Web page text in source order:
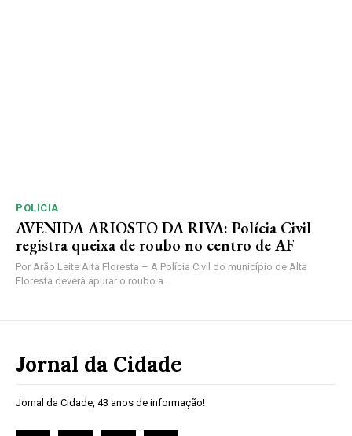
POLÍCIA
AVENIDA ARIOSTO DA RIVA: Polícia Civil
registra queixa de roubo no centro de AF
Por Arão Leite Alta Floresta – A Polícia Civil do município de Alta
Floresta deverá apurar o roubo a...
Jornal da Cidade
Jornal da Cidade, 43 anos de informação!